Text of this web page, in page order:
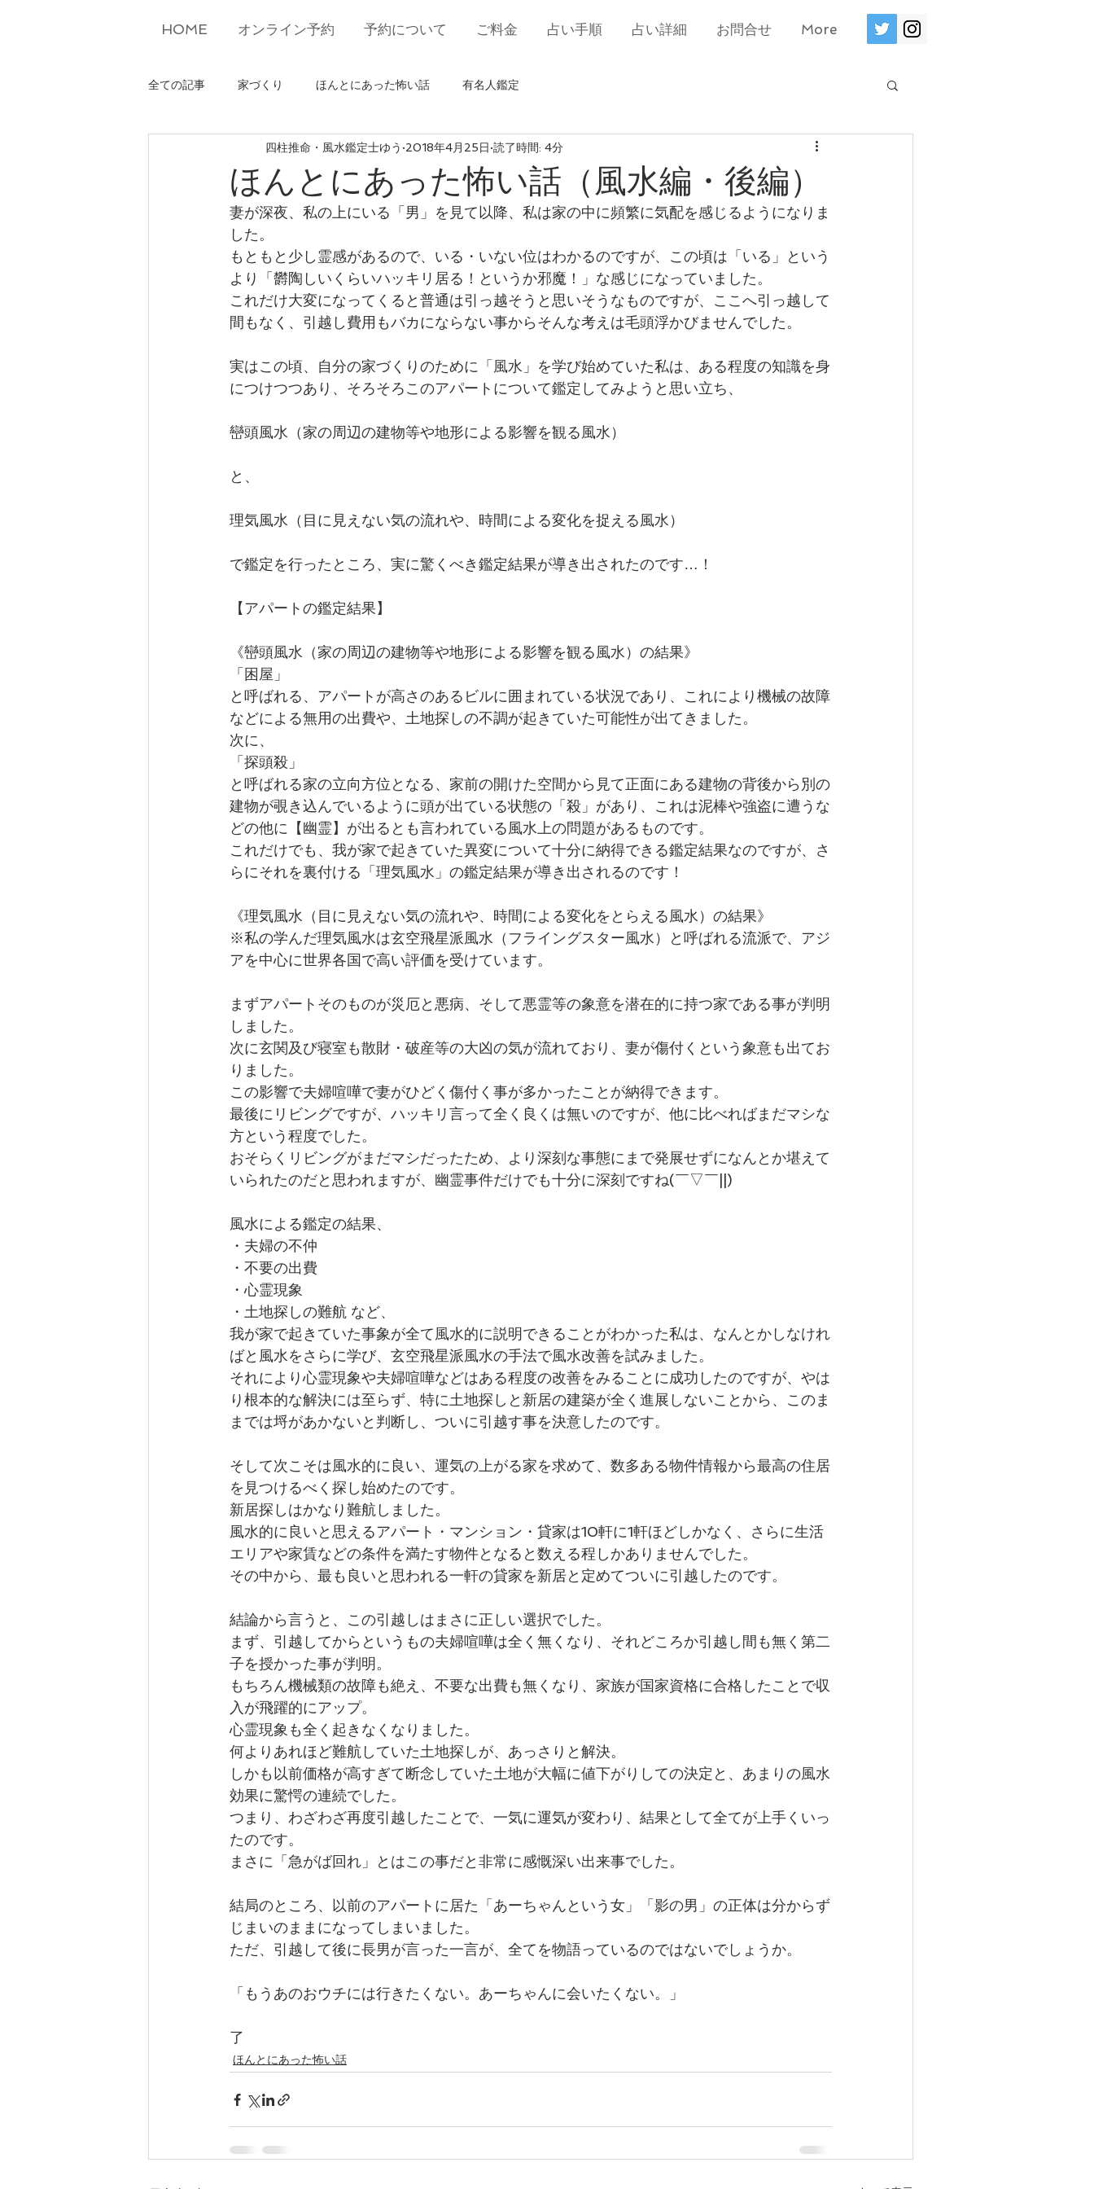
HOME オンライン予約 予約について ご料金 占い手順 占い詳細 お問合せ More
全ての記事 家づくり ほんとにあった怖い話 有名人鑑定
ほんとにあった怖い話（風水編・後編）
四柱推命・風水鑑定士ゆう 2018年4月25日 読了時間: 4分
妻が深夜、私の上にいる「男」を見て以降、私は家の中に頻繁に気配を感じるようになりま
した。
もともと少し霊感があるので、いる・いない位はわかるのですが、この頃は「いる」という
より「欝陶しいくらいハッキリ居る！というか邪魔！」な感じになっていました。
これだけ大変になってくると普通は引っ越そうと思いそうなものですが、ここへ引っ越して
間もなく、引越し費用もバカにならない事からそんな考えは毛頭浮かびませんでした。
実はこの頃、自分の家づくりのために「風水」を学び始めていた私は、ある程度の知識を身
につけつつあり、そろそろこのアパートについて鑑定してみようと思い立ち、
巒頭風水（家の周辺の建物等や地形による影響を観る風水）
と、
理気風水（目に見えない気の流れや、時間による変化を捉える風水）
で鑑定を行ったところ、実に驚くべき鑑定結果が導き出されたのです…！
【アパートの鑑定結果】
《巒頭風水（家の周辺の建物等や地形による影響を観る風水）の結果》
「困屋」
と呼ばれる、アパートが高さのあるビルに囲まれている状況であり、これにより機械の故障
などによる無用の出費や、土地探しの不調が起きていた可能性が出てきました。
次に、
「探頭殺」
と呼ばれる家の立向方位となる、家前の開けた空間から見て正面にある建物の背後から別の
建物が覗き込んでいるように頭が出ている状態の「殺」があり、これは泥棒や強盗に遭うな
どの他に【幽霊】が出るとも言われている風水上の問題があるものです。
これだけでも、我が家で起きていた異変について十分に納得できる鑑定結果なのですが、さ
らにそれを裏付ける「理気風水」の鑑定結果が導き出されるのです！
《理気風水（目に見えない気の流れや、時間による変化をとらえる風水）の結果》
※私の学んだ理気風水は玄空飛星派風水（フライングスター風水）と呼ばれる流派で、アジ
アを中心に世界各国で高い評価を受けています。
まずアパートそのものが災厄と悪病、そして悪霊等の象意を潜在的に持つ家である事が判明
しました。
次に玄関及び寝室も散財・破産等の大凶の気が流れており、妻が傷付くという象意も出てお
りました。
この影響で夫婦喧嘩で妻がひどく傷付く事が多かったことが納得できます。
最後にリビングですが、ハッキリ言って全く良くは無いのですが、他に比べればまだマシな
方という程度でした。
おそらくリビングがまだマシだったため、より深刻な事態にまで発展せずになんとか堪えて
いられたのだと思われますが、幽霊事件だけでも十分に深刻ですね(￣▽￣||)
風水による鑑定の結果、
・夫婦の不仲
・不要の出費
・心霊現象
・土地探しの難航 など、
我が家で起きていた事象が全て風水的に説明できることがわかった私は、なんとかしなけれ
ばと風水をさらに学び、玄空飛星派風水の手法で風水改善を試みました。
それにより心霊現象や夫婦喧嘩などはある程度の改善をみることに成功したのですが、やは
り根本的な解決には至らず、特に土地探しと新居の建築が全く進展しないことから、このま
までは埒があかないと判断し、ついに引越す事を決意したのです。
そして次こそは風水的に良い、運気の上がる家を求めて、数多ある物件情報から最高の住居
を見つけるべく探し始めたのです。
新居探しはかなり難航しました。
風水的に良いと思えるアパート・マンション・貸家は10軒に1軒ほどしかなく、さらに生活
エリアや家賃などの条件を満たす物件となると数える程しかありませんでした。
その中から、最も良いと思われる一軒の貸家を新居と定めてついに引越したのです。
結論から言うと、この引越しはまさに正しい選択でした。
まず、引越してからというもの夫婦喧嘩は全く無くなり、それどころか引越し間も無く第二
子を授かった事が判明。
もちろん機械類の故障も絶え、不要な出費も無くなり、家族が国家資格に合格したことで収
入が飛躍的にアップ。
心霊現象も全く起きなくなりました。
何よりあれほど難航していた土地探しが、あっさりと解決。
しかも以前価格が高すぎて断念していた土地が大幅に値下がりしての決定と、あまりの風水
効果に驚愕の連続でした。
つまり、わざわざ再度引越したことで、一気に運気が変わり、結果として全てが上手くいっ
たのです。
まさに「急がば回れ」とはこの事だと非常に感慨深い出来事でした。
結局のところ、以前のアパートに居た「あーちゃんという女」「影の男」の正体は分からず
じまいのままになってしまいました。
ただ、引越して後に長男が言った一言が、全てを物語っているのではないでしょうか。
「もうあのおウチには行きたくない。あーちゃんに会いたくない。」
了
ほんとにあった怖い話